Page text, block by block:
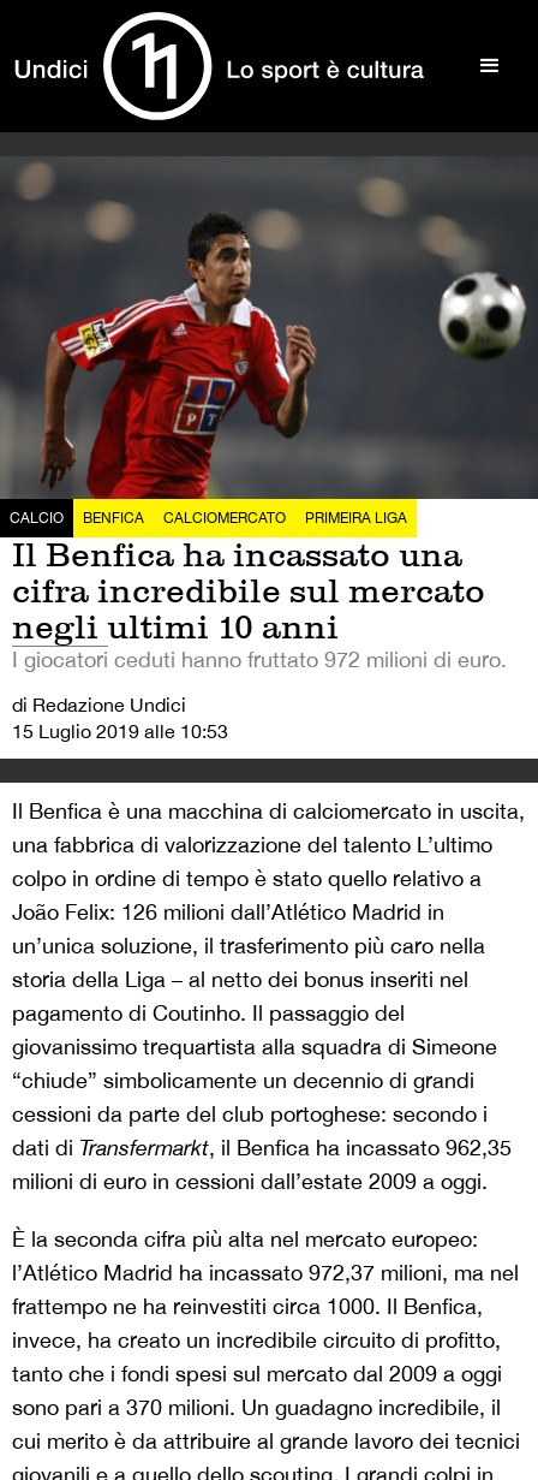
CALCIO BENFICA CALCIOMERCATO PRIMEIRA LIGA
Il Benfica ha incassato una
cifra incredibile sul mercato
negli ultimi 10 anni
I giocatori ceduti hanno fruttato 972 milioni di euro.
di Redazione Undici
15 Luglio 2019 alle 10:53
Il Benfica è una macchina di calciomercato in uscita,
una fabbrica di valorizzazione del talento L’ultimo
colpo in ordine di tempo è stato quello relativo a
João Felix: 126 milioni dall’Atlético Madrid in
un’unica soluzione, il trasferimento più caro nella
storia della Liga – al netto dei bonus inseriti nel
pagamento di Coutinho. Il passaggio del
giovanissimo trequartista alla squadra di Simeone
“chiude” simbolicamente un decennio di grandi
cessioni da parte del club portoghese: secondo i
dati di Transfermarkt, il Benfica ha incassato 962,35
milioni di euro in cessioni dall’estate 2009 a oggi.
È la seconda cifra più alta nel mercato europeo:
l’Atlético Madrid ha incassato 972,37 milioni, ma nel
frattempo ne ha reinvestiti circa 1000. Il Benfica,
invece, ha creato un incredibile circuito di profitto,
tanto che i fondi spesi sul mercato dal 2009 a oggi
sono pari a 370 milioni. Un guadagno incredibile, il
cui merito è da attribuire al grande lavoro dei tecnici
giovanili e a quello dello scouting. I grandi colpi in